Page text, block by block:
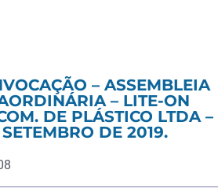
– ASSEMBLEIA
– LITE-ON
DE PLÁSTICO LTDA –
DE 2019.